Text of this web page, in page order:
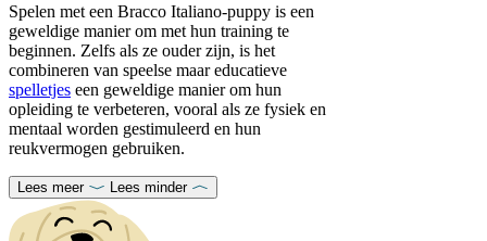
Spelen met een Bracco Italiano-puppy is een
geweldige manier om met hun training te
beginnen. Zelfs als ze ouder zijn, is het
combineren van speelse maar educatieve
spelletjes een geweldige manier om hun
opleiding te verbeteren, vooral als ze fysiek en
mentaal worden gestimuleerd en hun
reukvermogen gebruiken.
Lees meer Lees minder